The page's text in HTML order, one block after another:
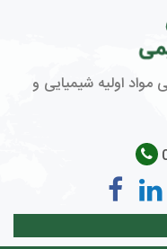
اولیه شیمیایی و